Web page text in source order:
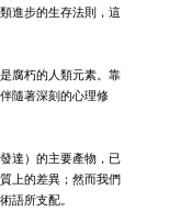
進步的生存法則，這
腐朽的人類元素。靠
隨著深刻的心理修
達）的主要產物，已
上的差異；然而我們
語所支配。